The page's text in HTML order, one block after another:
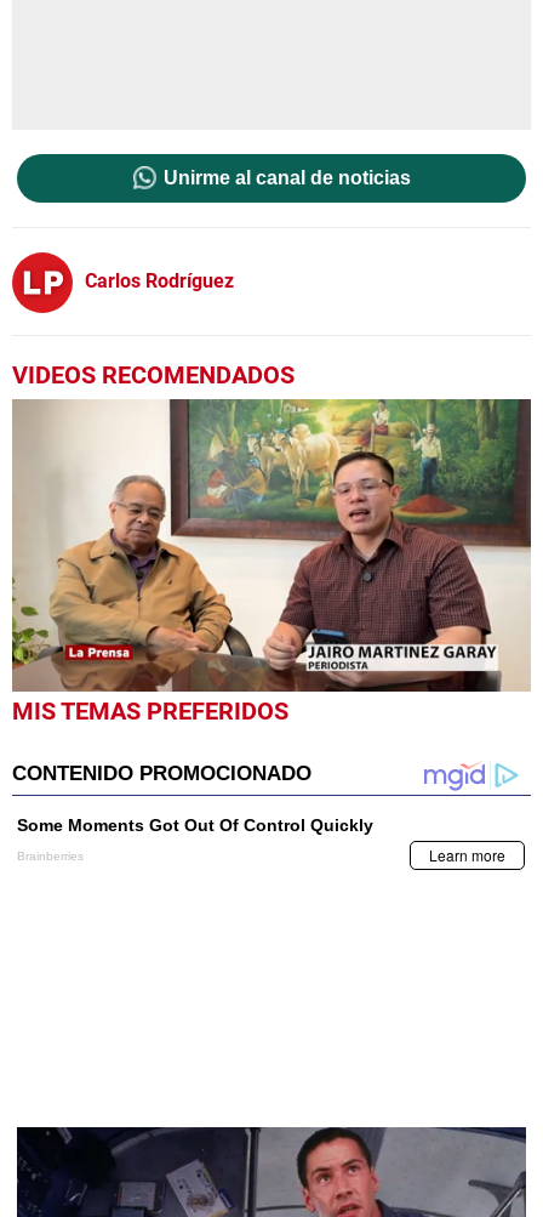
Unirme al canal de noticias
Carlos Rodríguez
VIDEOS RECOMENDADOS
0
seconds
minutes,
22
seconds
MIS TEMAS PREFERIDOS